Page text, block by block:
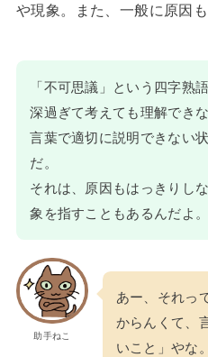
や現象。また、一般に原因
「不可思議」という四字熟
深過ぎて考えても理解でき
言葉で適切に説明できない
だ。
それは、原因もはっきりし
象を指すこともあるんだよ。
助手ねこ
あー、それっ
からんくて、
いこと」やな。